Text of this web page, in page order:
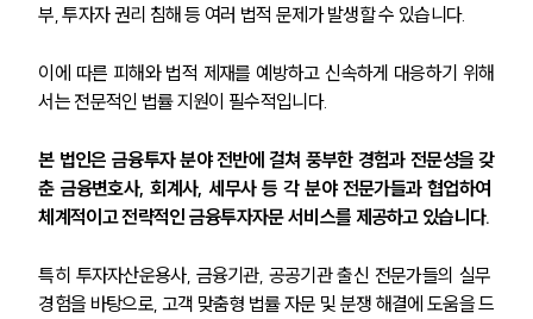
부, 투자자 권리 침해 등 여러 법적 문제가 발생할 수 있습니다.
이에 따른 피해와 법적 제재를 예방하고 신속하게 대응하기 위해
서는 전문적인 법률 지원이 필수적입니다.
본 법인은 금융투자 분야 전반에 걸쳐 풍부한 경험과 전문성을 갖
춘 금융변호사, 회계사, 세무사 등 각 분야 전문가들과 협업하여
체계적이고 전략적인 금융투자자문 서비스를 제공하고 있습니다.
특히 투자자산운용사, 금융기관, 공공기관 출신 전문가들의 실무
경험을 바탕으로, 고객 맞춤형 법률 자문 및 분쟁 해결에 도움을 드